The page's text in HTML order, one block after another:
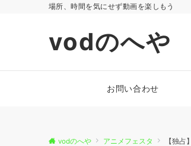
場所、時間を気にせず動画を楽しもう
vodのへや
お問い合わせ
vodのへや アニメフェスタ 【独